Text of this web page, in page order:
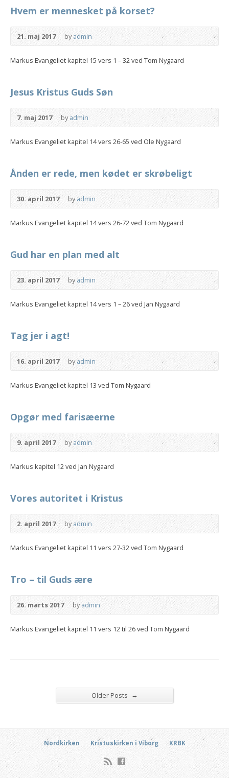
Hvem er mennesket på korset?
21. maj 2017 byadmin
Markus Evangeliet kapitel 15 vers 1 – 32 ved Tom Nygaard
Jesus Kristus Guds Søn
7. maj 2017 byadmin
Markus Evangeliet kapitel 14 vers 26-65 ved Ole Nygaard
Ånden er rede, men kødet er skrøbeligt
30. april 2017 byadmin
Markus Evangeliet kapitel 14 vers 26-72 ved Tom Nygaard
Gud har en plan med alt
23. april 2017 byadmin
Markus Evangeliet kapitel 14 vers 1 – 26 ved Jan Nygaard
Tag jer i agt!
16. april 2017 byadmin
Markus Evangeliet kapitel 13 ved Tom Nygaard
Opgør med farisæerne
9. april 2017 byadmin
Markus kapitel 12 ved Jan Nygaard
Vores autoritet i Kristus
2. april 2017 byadmin
Markus Evangeliet kapitel 11 vers 27-32 ved Tom Nygaard
Tro – til Guds ære
26. marts 2017 byadmin
Markus Evangeliet kapitel 11 vers 12 til 26 ved Tom Nygaard
Older Posts →
Nordkirken Kristuskirken i Viborg KRBK